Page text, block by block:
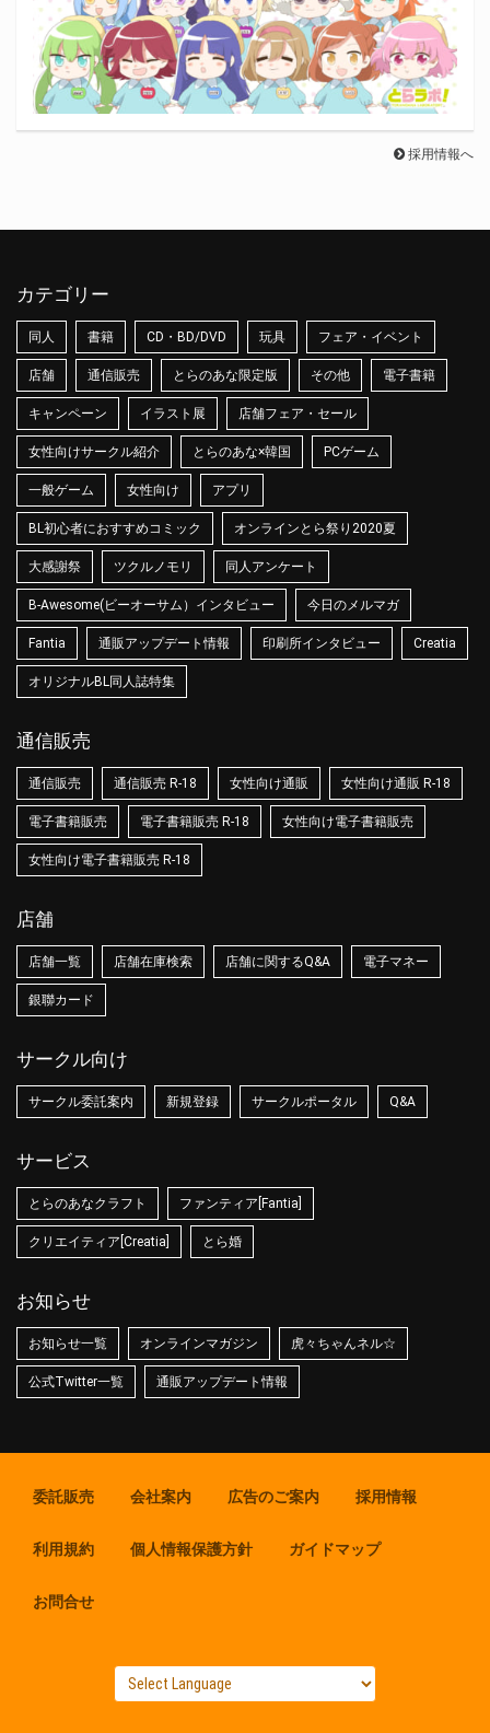
採用情報へ
カテゴリー
同人 書籍 CD・BD/DVD 玩具 フェア・イベント
店舗 通信販売 とらのあな限定版 その他 電子書籍
キャンペーン イラスト展 店舗フェア・セール
女性向けサークル紹介 とらのあな×韓国 PCゲーム
一般ゲーム 女性向け アプリ
BL初心者におすすめコミック オンラインとら祭り2020夏
大感謝祭 ツクルノモリ 同人アンケート
B-Awesome(ビーオーサム）インタビュー 今日のメルマガ
Fantia 通販アップデート情報 印刷所インタビュー Creatia
オリジナルBL同人誌特集
通信販売
通信販売 通信販売 R-18 女性向け通販 女性向け通販 R-18
電子書籍販売 電子書籍販売 R-18 女性向け電子書籍販売
女性向け電子書籍販売 R-18
店舗
店舗一覧 店舗在庫検索 店舗に関するQ&A 電子マネー
銀聯カード
サークル向け
サークル委託案内 新規登録 サークルポータル Q&A
サービス
とらのあなクラフト ファンティア[Fantia]
クリエイティア[Creatia] とら婚
お知らせ
お知らせ一覧 オンラインマガジン 虎々ちゃんネル☆
公式Twitter一覧 通販アップデート情報
委託販売 会社案内 広告のご案内 採用情報
利用規約 個人情報保護方針 ガイドマップ
お問合せ